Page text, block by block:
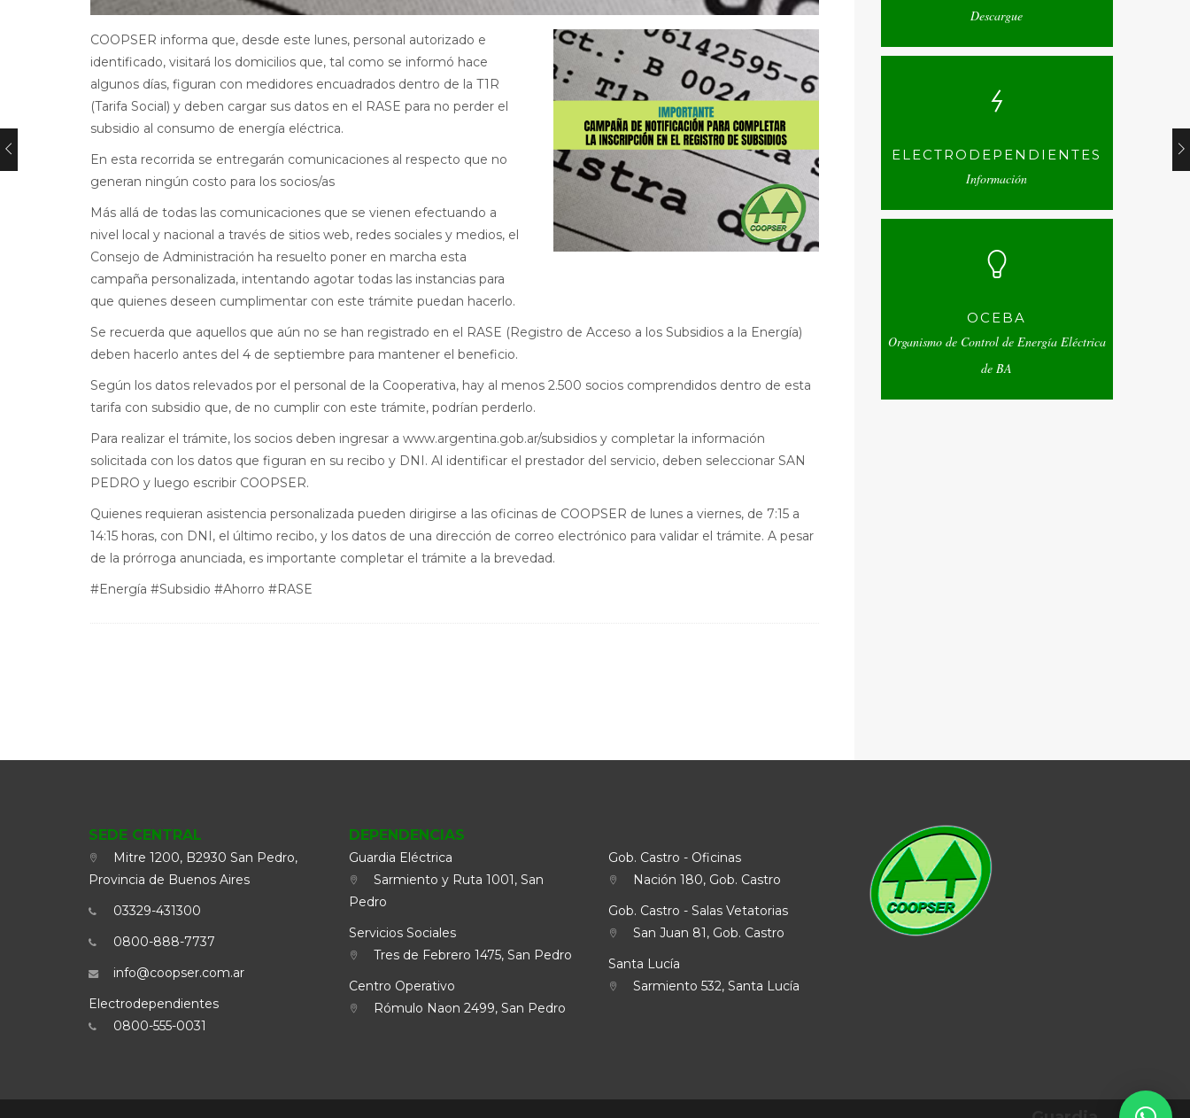
COOPSER informa que, desde este lunes, personal autorizado e
identificado, visitará los domicilios que, tal como se informó hace
algunos días, figuran con medidores encuadrados dentro de la T1R
(Tarifa Social) y deben cargar sus datos en el RASE para no perder el
subsidio al consumo de energía eléctrica.
En esta recorrida se entregarán comunicaciones al respecto que no
generan ningún costo para los socios/as
Más allá de todas las comunicaciones que se vienen efectuando a
nivel local y nacional a través de sitios web, redes sociales y medios, el
Consejo de Administración ha resuelto poner en marcha esta
campaña personalizada, intentando agotar todas las instancias para
que quienes deseen cumplimentar con este trámite puedan hacerlo.
Se recuerda que aquellos que aún no se han registrado en el RASE (Registro de Acceso a los Subsidios a la Energía)
deben hacerlo antes del 4 de septiembre para mantener el beneficio.
Según los datos relevados por el personal de la Cooperativa, hay al menos 2.500 socios comprendidos dentro de esta
tarifa con subsidio que, de no cumplir con este trámite, podrían perderlo.
Para realizar el trámite, los socios deben ingresar a www.argentina.gob.ar/subsidios y completar la información
solicitada con los datos que figuran en su recibo y DNI. Al identificar el prestador del servicio, deben seleccionar SAN
PEDRO y luego escribir COOPSER.
Quienes requieran asistencia personalizada pueden dirigirse a las oficinas de COOPSER de lunes a viernes, de 7:15 a
14:15 horas, con DNI, el último recibo, y los datos de una dirección de correo electrónico para validar el trámite. A pesar
de la prórroga anunciada, es importante completar el trámite a la brevedad.
#Energía #Subsidio #Ahorro #RASE
Descargue
ELECTRODEPENDIENTES
Información
OCEBA
Organismo de Control de Energía Eléctrica
de BA
SEDE CENTRAL
Mitre 1200, B2930 San Pedro,
Provincia de Buenos Aires
03329-431300
0800-888-7737
info@coopser.com.ar
Electrodependientes
0800-555-0031
DEPENDENCIAS
Guardia Eléctrica
Sarmiento y Ruta 1001, San
Pedro
Servicios Sociales
Tres de Febrero 1475, San Pedro
Centro Operativo
Rómulo Naon 2499, San Pedro
Gob. Castro - Oficinas
Nación 180, Gob. Castro
Gob. Castro - Salas Vetatorias
San Juan 81, Gob. Castro
Santa Lucía
Sarmiento 532, Santa Lucía